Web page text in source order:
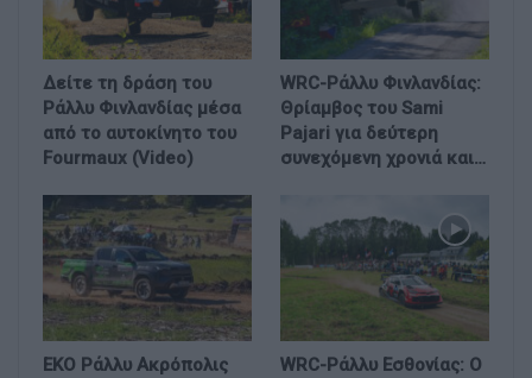
Δείτε τη δράση του
Ράλλυ Φινλανδίας μέσα
από το αυτοκίνητο του
Fourmaux (Video)
WRC-Ράλλυ Φινλανδίας:
Θρίαμβος του Sami
Pajari για δεύτερη
συνεχόμενη χρονιά και…
EKO Ράλλυ Ακρόπολις
WRC-Ράλλυ Εσθονίας: Ο